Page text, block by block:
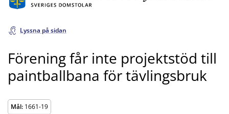
Lyssna på sidan
Förening får inte projektstöd till
paintballbana för tävlingsbruk
Mål: 1661-19